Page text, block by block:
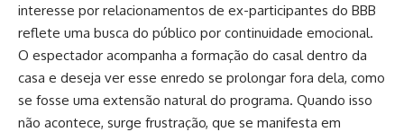
interesse por relacionamentos de ex-participantes do BBB
reflete uma busca do público por continuidade emocional.
O espectador acompanha a formação do casal dentro da
casa e deseja ver esse enredo se prolongar fora dela, como
se fosse uma extensão natural do programa. Quando isso
não acontece, surge frustração, que se manifesta em